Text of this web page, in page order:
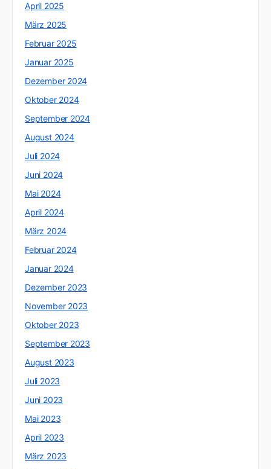
April 2025
März 2025
Februar 2025
Januar 2025
Dezember 2024
Oktober 2024
September 2024
August 2024
Juli 2024
Juni 2024
Mai 2024
April 2024
März 2024
Februar 2024
Januar 2024
Dezember 2023
November 2023
Oktober 2023
September 2023
August 2023
Juli 2023
Juni 2023
Mai 2023
April 2023
März 2023